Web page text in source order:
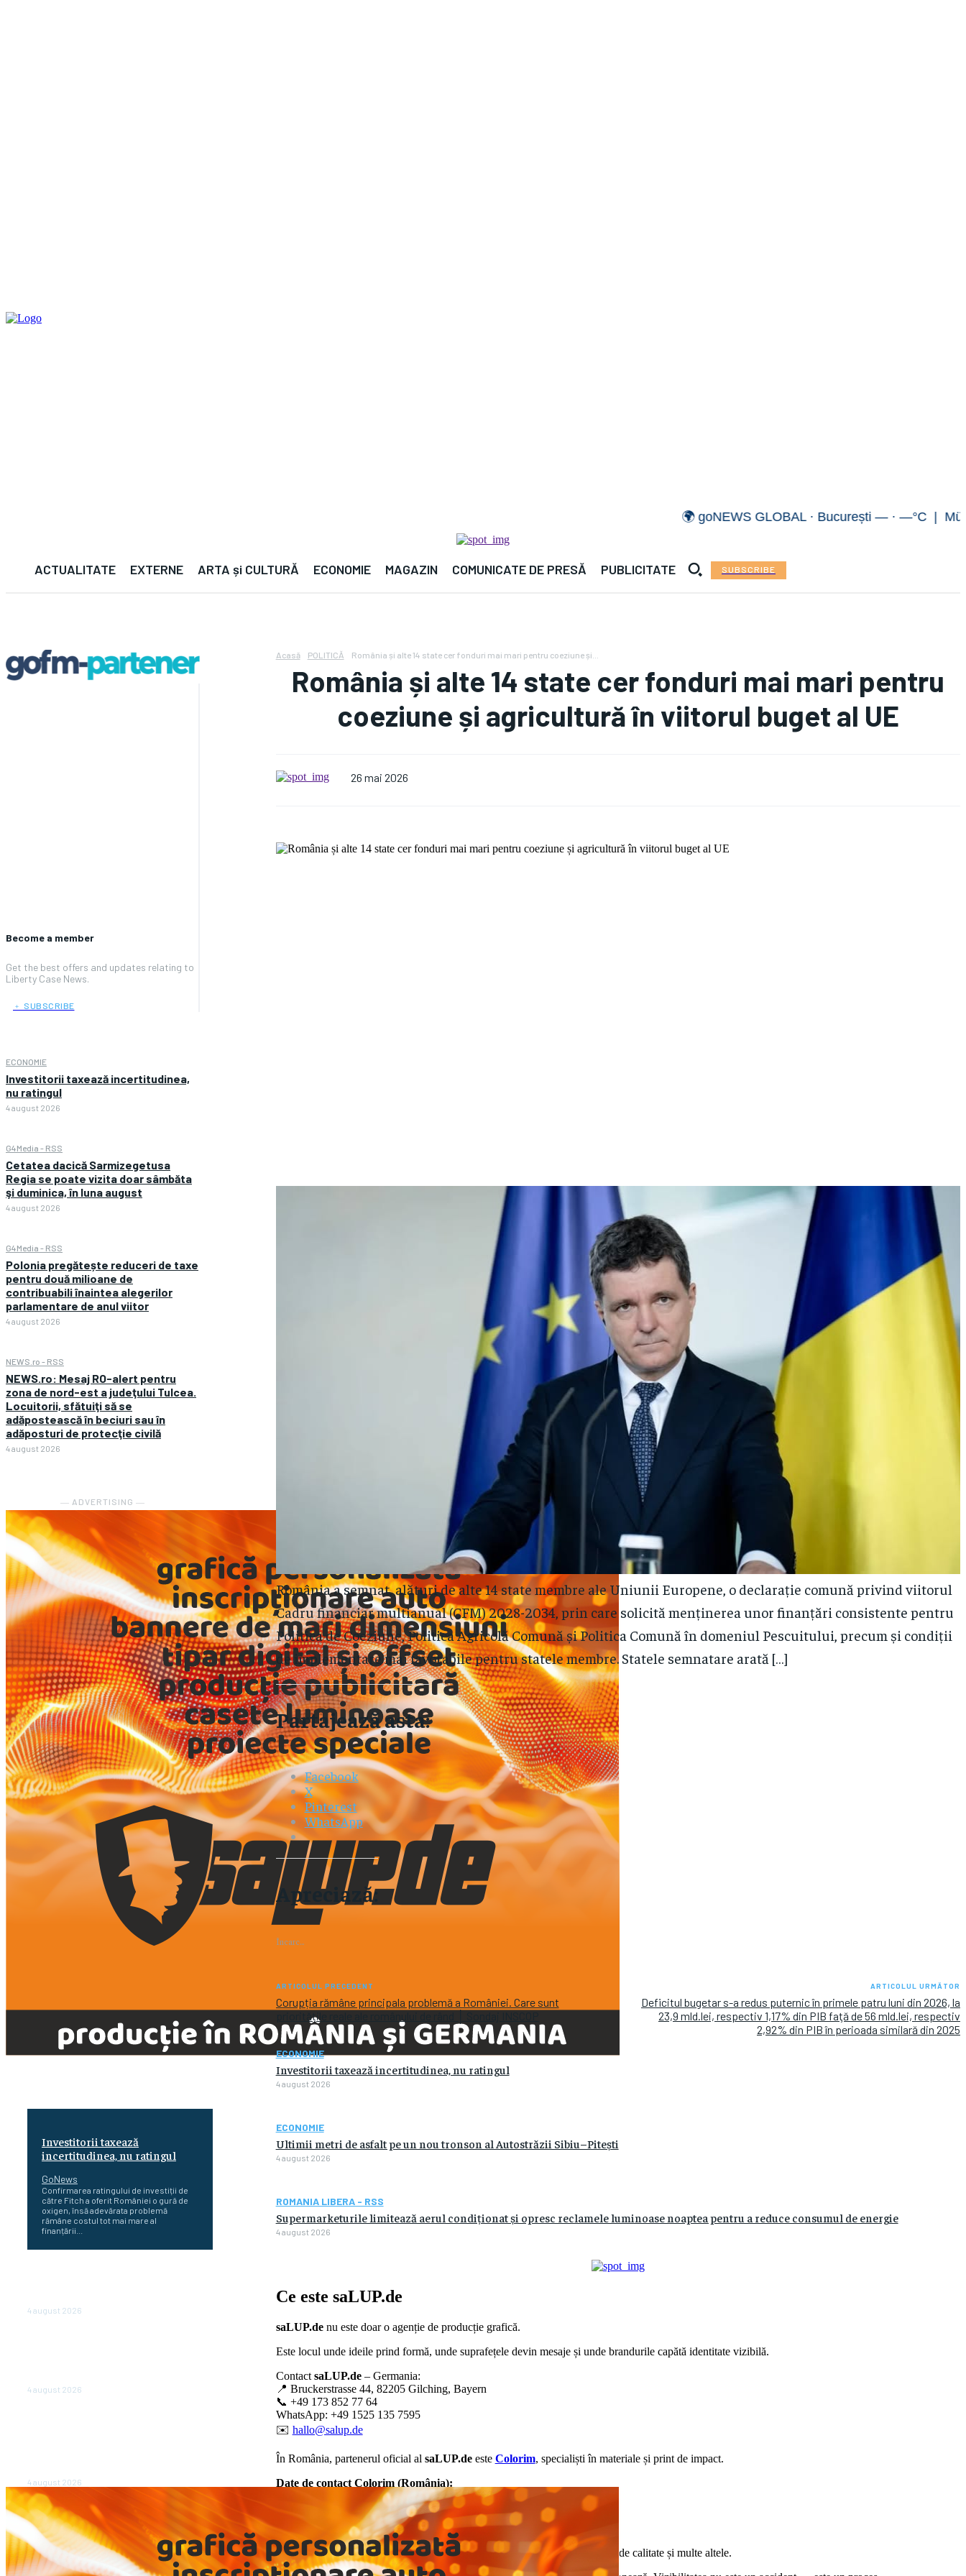
🌍 goNEWS GLOBAL · București — · —°C |
ACTUALITATE EXTERNE ARTA și CULTURĂ ECONOMIE MAGAZIN COMUNICATE DE PRESĂ PUBLICITATE SUBSCRIBE
Become a member
Get the best offers and updates relating to
Liberty Case News.
﹢ SUBSCRIBE
ECONOMIE
Investitorii taxează incertitudinea,
nu ratingul
4 august 2026
G4Media - RSS
Cetatea dacică Sarmizegetusa
Regia se poate vizita doar sâmbăta
şi duminica, în luna august
4 august 2026
G4Media - RSS
Polonia pregătește reduceri de taxe
pentru două milioane de
contribuabili înaintea alegerilor
parlamentare de anul viitor
4 august 2026
NEWS.ro - RSS
NEWS.ro: Mesaj RO-alert pentru
zona de nord-est a judeţului Tulcea.
Locuitorii, sfătuiţi să se
adăpostească în beciuri sau în
adăposturi de protecţie civilă
4 august 2026
― ADVERTISING ―
Investitorii taxează
incertitudinea, nu ratingul
GoNews
Confirmarea ratingului de investiții de
către Fitch a oferit României o gură de
oxigen, însă adevărata problemă
rămâne costul tot mai mare al
finanțării...
4 august 2026
4 august 2026
4 august 2026
Acasă POLITICĂ România și alte 14 state cer fonduri mai mari pentru coeziune și...
România și alte 14 state cer fonduri mai mari pentru
coeziune și agricultură în viitorul buget al UE
26 mai 2026
România a semnat, alături de alte 14 state membre ale Uniunii Europene, o declarație comună privind viitorul
Cadru financiar multianual (CFM) 2028-2034, prin care solicită menținerea unor finanțări consistente pentru
Politica de Coeziune, Politica Agricolă Comună și Politica Comună în domeniul Pescuitului, precum și condiții
de implementare mai favorabile pentru statele membre. Statele semnatare arată […]
Partajează asta:
Facebook
X
Pinterest
WhatsApp
Apreciază:
Încarc...
ARTICOLUL PRECEDENT
Corupția rămâne principala problemă a României. Care sunt
prioritățile reale ale românului de rând │ Sondaj INSCOP
ARTICOLUL URMĂTOR
Deficitul bugetar s-a redus puternic în primele patru luni din 2026, la
23,9 mld.lei, respectiv 1,17% din PIB faţă de 56 mld.lei, respectiv
2,92% din PIB în perioada similară din 2025
ECONOMIE
Investitorii taxează incertitudinea, nu ratingul
4 august 2026
ECONOMIE
Ultimii metri de asfalt pe un nou tronson al Autostrăzii Sibiu–Pitești
4 august 2026
ROMANIA LIBERA - RSS
Supermarketurile limitează aerul condiționat și opresc reclamele luminoase noaptea pentru a reduce consumul de energie
4 august 2026
Ce este saLUP.de
saLUP.denu este doar o agenție de producție grafică.
Este locul unde ideile prind formă, unde suprafețele devin mesaje și unde brandurile capătă identitate vizibilă.
Contact saLUP.de– Germania:
📍 Bruckerstrasse 44, 82205 Gilching, Bayern
📞 +49 173 852 77 64
WhatsApp: +49 1525 135 7595
✉️ hallo@salup.de
În România, partenerul oficial al saLUP.deeste Colorim, specialiști în materiale și print de impact.
Date de contact Colorim (România):
📍 Valea Seacă 1A, hala 2, Cluj-Napoca
📞 0751 206 669 | 0770 332 230
office@colorim.ro
Creăm grafică digitală,layout-uri,logo-uri, transformăm conceptele în print de calitateși multe altele.